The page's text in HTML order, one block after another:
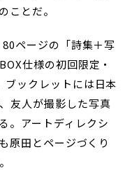
ことだ。
ページの「詩集＋写
仕様の初回限定・
ブックレットには日本
友人が撮影した写真
。アートディレクシ
原田とページづくり